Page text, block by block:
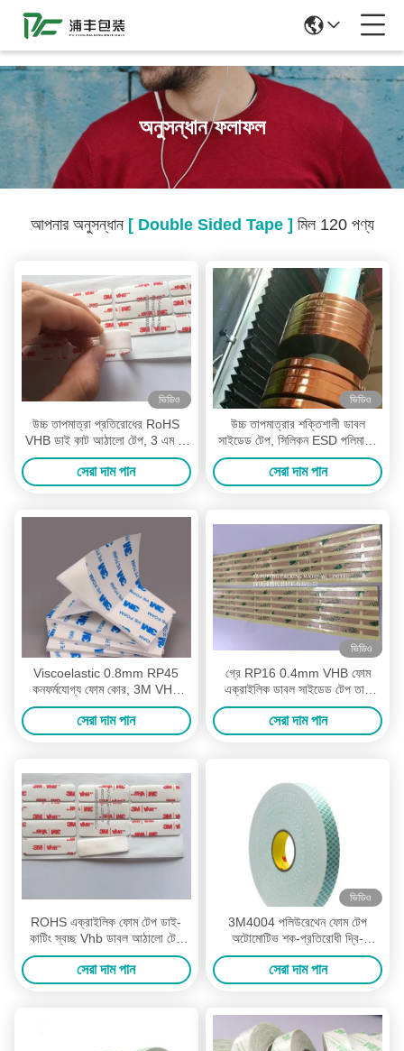
অনুসন্ধান ফলাফল
আপনার অনুসন্ধান [ Double Sided Tape ] মিল 120 পণ্য
ভিডিও
উচ্চ তাপমাত্রা প্রতিরোধের RoHS
VHB ডাই কাট আঠালো টেপ, 3 এম পি
ফোম ডাবল পার্শ্বযুক্ত টেপ
সেরা দাম পান
ভিডিও
উচ্চ তাপমাত্রার শক্তিশালী ডাবল
সাইডেড টেপ, সিলিকন ESD পলিমাইড
ডাই কাট ক্যাপ্টন টেপ
সেরা দাম পান
Viscoelastic 0.8mm RP45
কনফর্মযোগ্য ফোম কোর, 3M VHB
ডবল পার্শ্বযুক্ত টেপ দিয়ে আঠালো টেপ
কাটুন
সেরা দাম পান
ভিডিও
গ্রে RP16 0.4mm VHB ফোম
এক্রাইলিক ডাবল সাইডেড টেপ তাপ
প্রতিরোধী গ্রে ফোম
সেরা দাম পান
ROHS এক্রাইলিক ফোম টেপ ডাই-
কাটিং স্বচ্ছ Vhb ডাবল আঠালো টেপ
3m Vhb আঠালো ব্যাপকভাবে ব্যবহার
সেরা দাম পান
ভিডিও
3M4004 পলিউরেথেন ফোম টেপ
অটোমোটিভ শক-প্রতিরোধী দ্বি-
পার্শ্বযুক্ত টেপ
সেরা দাম পান